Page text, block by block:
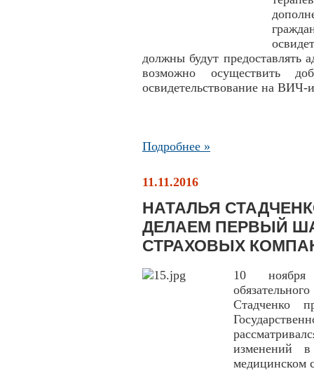
должны будут предоставлять
возможно осуществить
освидетельствование на
Подробнее »
11.11.2016
НАТАЛЬЯ
ДЕЛАЕМ ПЕРВЫЙ
СТРАХОВЫХ
10 ноября
Стадченко
изменений
медицинском